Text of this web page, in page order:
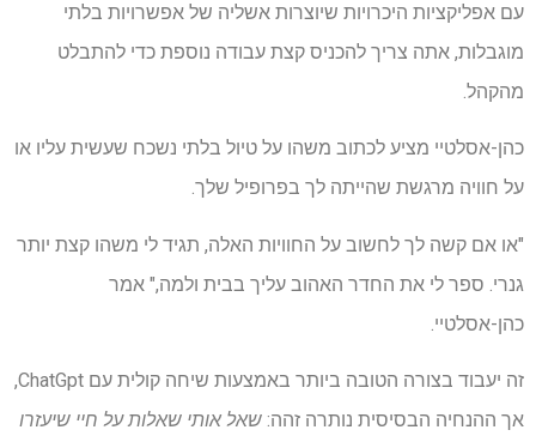
עם אפליקציות היכרויות שיוצרות אשליה של אפשרויות בלתי
מוגבלות, אתה צריך להכניס קצת עבודה נוספת כדי להתבלט
מהקהל.
כהן-אסלטיי מציע לכתוב משהו על טיול בלתי נשכח שעשית עליו או
על חוויה מרגשת שהייתה לך בפרופיל שלך.
"או אם קשה לך לחשוב על החוויות האלה, תגיד לי משהו קצת יותר
גנרי. ספר לי את החדר האהוב עליך בבית ולמה," אמר
כהן-אסלטיי.
זה יעבוד בצורה הטובה ביותר באמצעות שיחה קולית עם ChatGpt,
אך ההנחיה הבסיסית נותרה זהה: שאל אותי שאלות על חיי שיעזרו